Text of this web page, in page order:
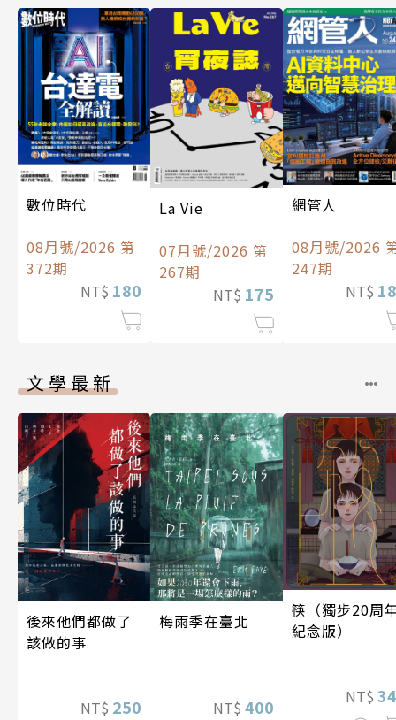
數位時代
08月號/2026 第
372期
NT$ 180
La Vie
07月號/2026 第
267期
NT$ 175
網管人
08月號/2026
247期
NT$
文學最新
後來他們都做了
該做的事
NT$ 250
梅雨季在臺北
NT$ 400
筷（獨步20周
紀念版）
NT$